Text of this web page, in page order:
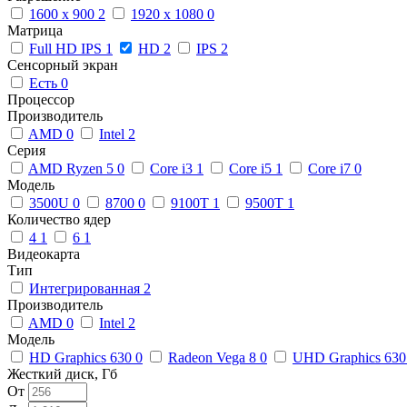
1600 x 900 2 1920 x 1080 0
Матрица
Full HD IPS 1 HD 2 IPS 2
Сенсорный экран
Есть 0
Процессор
Производитель
AMD 0 Intel 2
Серия
AMD Ryzen 5 0 Core i3 1 Core i5 1 Core i7 0
Модель
3500U 0 8700 0 9100T 1 9500T 1
Количество ядер
4 1 6 1
Видеокарта
Тип
Интегрированная 2
Производитель
AMD 0 Intel 2
Модель
HD Graphics 630 0 Radeon Vega 8 0
UHD Graphics
Жесткий диск, Гб
От